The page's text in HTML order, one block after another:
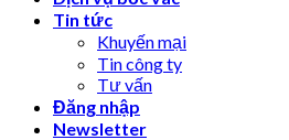
Tin tức
Khuyến mại
Tin công ty
Tư vấn
Đăng nhập
Newsletter